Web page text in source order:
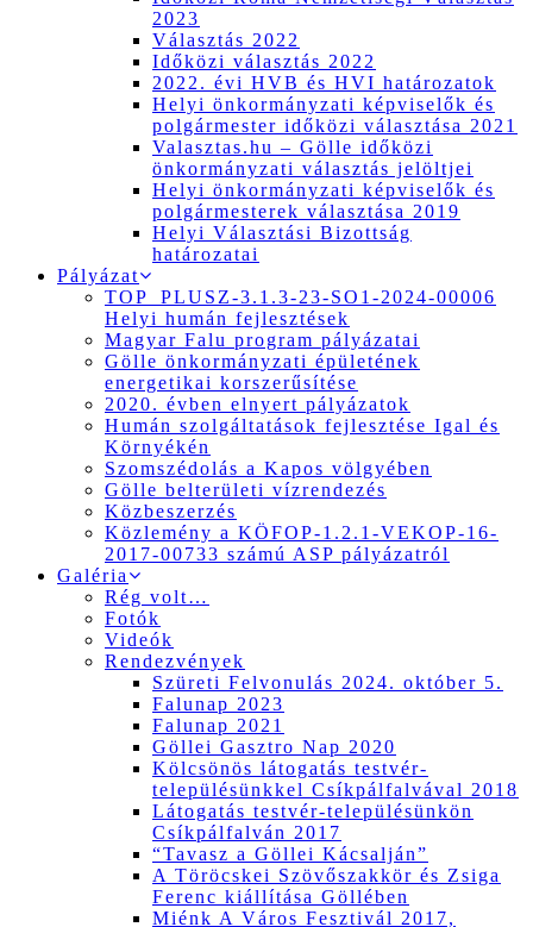
2023
Választás 2022
Időközi választás 2022
2022. évi HVB és HVI határozatok
Helyi önkormányzati képviselők és
polgármester időközi választása 2021
Valasztas.hu – Gölle időközi
önkormányzati választás jelöltjei
Helyi önkormányzati képviselők és
polgármesterek választása 2019
Helyi Választási Bizottság
határozatai
Pályázat
TOP_PLUSZ-3.1.3-23-SO1-2024-00006
Helyi humán fejlesztések
Magyar Falu program pályázatai
Gölle önkormányzati épületének
energetikai korszerűsítése
2020. évben elnyert pályázatok
Humán szolgáltatások fejlesztése Igal és
Környékén
Szomszédolás a Kapos völgyében
Gölle belterületi vízrendezés
Közbeszerzés
Közlemény a KÖFOP-1.2.1-VEKOP-16-
2017-00733 számú ASP pályázatról
Galéria
Rég volt…
Fotók
Videók
Rendezvények
Szüreti Felvonulás 2024. október 5.
Falunap 2023
Falunap 2021
Göllei Gasztro Nap 2020
Kölcsönös látogatás testvér-
településünkkel Csíkpálfalvával 2018
Látogatás testvér-településünkön
Csíkpálfalván 2017
“Tavasz a Göllei Kácsalján”
A Töröcskei Szövőszakkör és Zsiga
Ferenc kiállítása Göllében
Miénk A Város Fesztivál 2017,